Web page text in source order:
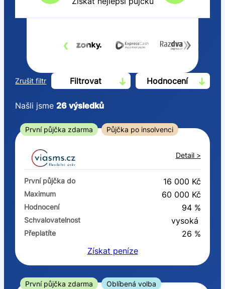
‹ ›
Zrušit filtr Filtrovat Hodnocení
Od
První půjčka zdarma
–
ano
Ve zkušebce
ano
ne
Našli jsme26 výsledků
První půjčka zdarma Půjčka po insolvenci
Detail >
První půjčka do 16 000 Kč
Maximum 60 000 Kč
Hodnocení 94 %
Schvalovatelnost vysoká
Přeplatíte
26 %
Získat peníze
První půjčka zdarma Oblíbená volba